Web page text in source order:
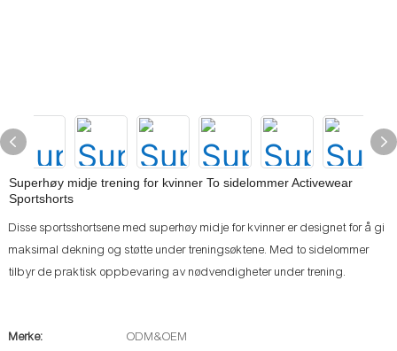
Superhøy midje trening for kvinner To sidelommer Activewear
Sportshorts
Disse sportsshortsene med superhøy midje for kvinner er designet for å gi
maksimal dekning og støtte under treningsøktene. Med to sidelommer
tilbyr de praktisk oppbevaring av nødvendigheter under trening.
Merke: ODM&OEM